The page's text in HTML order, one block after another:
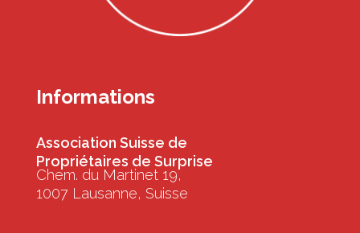
Informations
Association Suisse de
Propriétaires de Surprise
Chem. du Martinet 19,
1007 Lausanne, Suisse